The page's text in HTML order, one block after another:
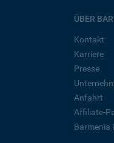
ÜBER
Kontakt
Karriere
Presse
Anfahrt
Affiliate-
Barmenia